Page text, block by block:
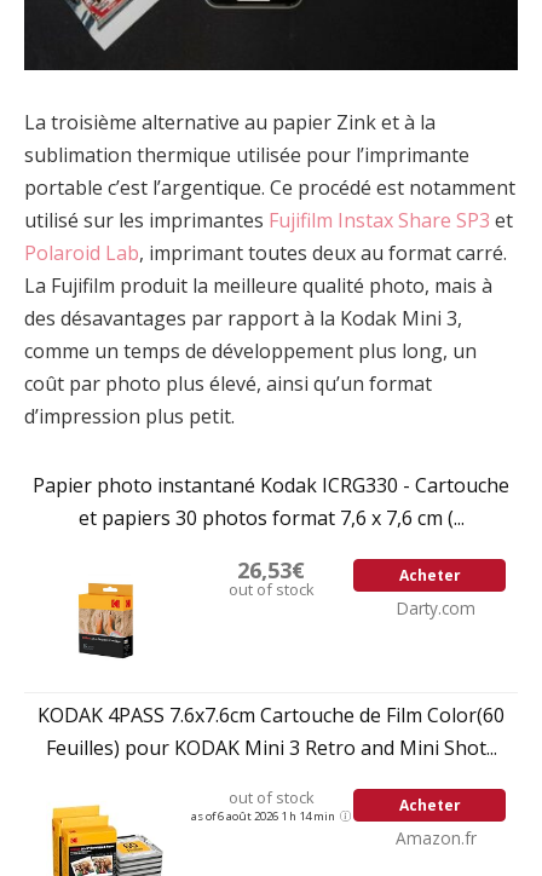
La troisième alternative au papier Zink et à la
sublimation thermique utilisée pour l’imprimante
portable c’est l’argentique. Ce procédé est notamment
utilisé sur les imprimantes Fujifilm Instax Share SP3 et
Polaroid Lab, imprimant toutes deux au format carré.
La Fujifilm produit la meilleure qualité photo, mais à
des désavantages par rapport à la Kodak Mini 3,
comme un temps de développement plus long, un
coût par photo plus élevé, ainsi qu’un format
d’impression plus petit.
Papier photo instantané Kodak ICRG330 - Cartouche
et papiers 30 photos format 7,6 x 7,6 cm (...
26,53€
out of stock
Acheter
Darty.com
KODAK 4PASS 7.6x7.6cm Cartouche de Film Color(60
Feuilles) pour KODAK Mini 3 Retro and Mini Shot...
out of stock
as of 6 août 2026 1 h 14 min
Acheter
Amazon.fr